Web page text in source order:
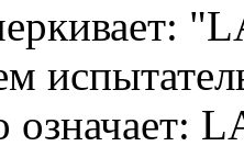
означает: